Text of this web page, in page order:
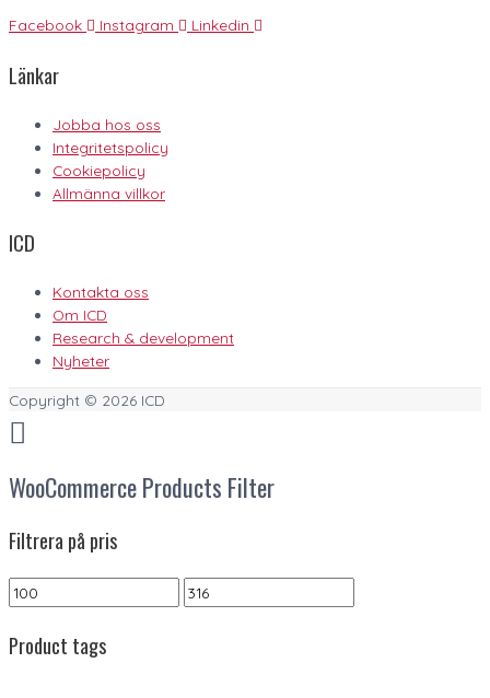
Facebook Instagram Linkedin
Länkar
Jobba hos oss
Integritetspolicy
Cookiepolicy
Allmänna villkor
ICD
Kontakta oss
Om ICD
Research & development
Nyheter
Copyright © 2026 ICD
WooCommerce Products Filter
Filtrera på pris
Product tags